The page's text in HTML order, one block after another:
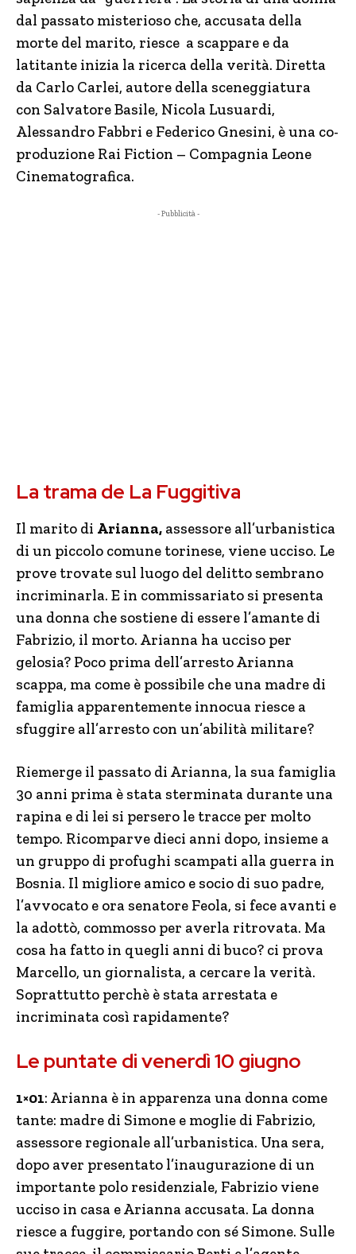
dal passato misterioso che, accusata della
morte del marito, riesce a scappare e da
latitante inizia la ricerca della verità. Diretta
da Carlo Carlei, autore della sceneggiatura
con Salvatore Basile, Nicola Lusuardi,
Alessandro Fabbri e Federico Gnesini, è una co-
produzione Rai Fiction – Compagnia Leone
Cinematografica.
- Pubblicità -
La trama de La Fuggitiva
Il marito di Arianna, assessore all’urbanistica
di un piccolo comune torinese, viene ucciso. Le
prove trovate sul luogo del delitto sembrano
incriminarla. E in commissariato si presenta
una donna che sostiene di essere l’amante di
Fabrizio, il morto. Arianna ha ucciso per
gelosia? Poco prima dell’arresto Arianna
scappa, ma come è possibile che una madre di
famiglia apparentemente innocua riesce a
sfuggire all’arresto con un’abilità militare?
Riemerge il passato di Arianna, la sua famiglia
30 anni prima è stata sterminata durante una
rapina e di lei si persero le tracce per molto
tempo. Ricomparve dieci anni dopo, insieme a
un gruppo di profughi scampati alla guerra in
Bosnia. Il migliore amico e socio di suo padre,
l’avvocato e ora senatore Feola, si fece avanti e
la adottò, commosso per averla ritrovata. Ma
cosa ha fatto in quegli anni di buco? ci prova
Marcello, un giornalista, a cercare la verità.
Soprattutto perchè è stata arrestata e
incriminata così rapidamente?
Le puntate di venerdì 10 giugno
1×01: Arianna è in apparenza una donna come
tante: madre di Simone e moglie di Fabrizio,
assessore regionale all’urbanistica. Una sera,
dopo aver presentato l’inaugurazione di un
importante polo residenziale, Fabrizio viene
ucciso in casa e Arianna accusata. La donna
riesce a fuggire, portando con sé Simone. Sulle